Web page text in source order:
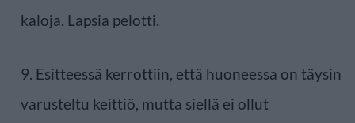
kaloja. Lapsia pelotti.
9. Esitteessä kerrottiin, että huoneessa on täysin
varusteltu keittiö, mutta siellä ei ollut